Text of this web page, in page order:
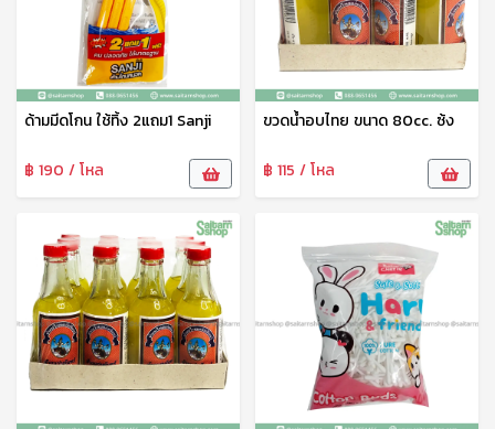
ด้ามมีดโกน ใช้ทิ้ง 2แถม1 Sanji
฿ 190 / โหล
ขวดน้ำอบไทย ขนาด 80cc. ซ้ง
฿ 115 / โหล